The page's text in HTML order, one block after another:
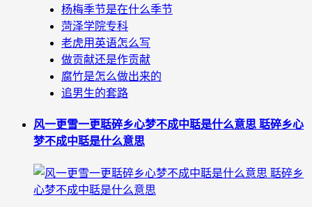
杨梅季节是在什么季节
菏泽学院专科
老虎用英语怎么写
做贡献还是作贡献
腐竹是怎么做出来的
追男生的套路
风一更雪一更聒碎乡心梦不成中聒是什么意思 聒碎乡心
梦不成中聒是什么意思